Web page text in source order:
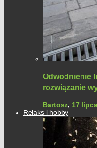
Odwodnienie
rozwiązanie
Bartosz, 17
Relaks i hobby